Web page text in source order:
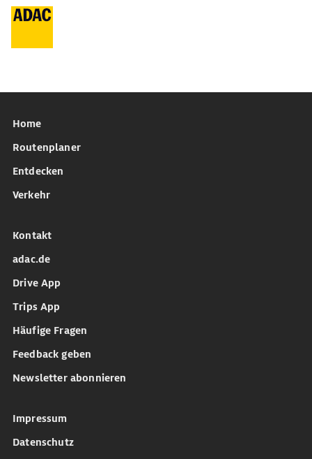
Home
Routenplaner
Entdecken
Verkehr
Kontakt
adac.de
Drive App
Trips App
Häufige Fragen
Feedback geben
Newsletter abonnieren
Impressum
Datenschutz